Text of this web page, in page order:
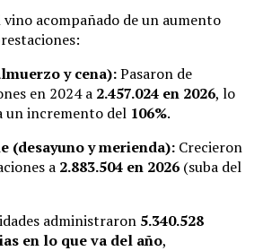
acompañado de un aumento
y cena):Pasaron de
en 2024 a 2.457.024 en 2026, lo
un incremento del 106%.
(desayuno y merienda): Crecieron
a 2.883.504 en 2026 (suba del
administraron 5.340.528
en lo que va del año,